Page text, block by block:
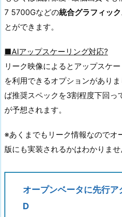
7 5700Gなどの統合グラフィッ
とができます。
■AIアップスケーリング対応?
リーク映像によるとアップスケ
を利用できるオプションがありま
ば推奨スペックを3割程度下回っ
が予想されます。
※あくまでもリーク情報なのでオ
版にも実装されるかはわかりませ
オープンベータに先行
D